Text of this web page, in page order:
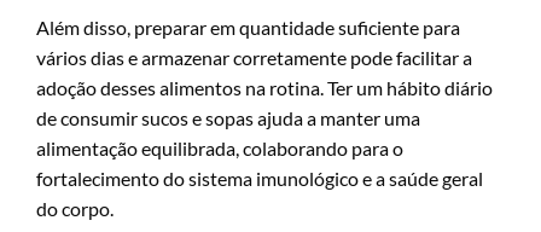
Além disso, preparar em quantidade suficiente para
vários dias e armazenar corretamente pode facilitar a
adoção desses alimentos na rotina. Ter um hábito diário
de consumir sucos e sopas ajuda a manter uma
alimentação equilibrada, colaborando para o
fortalecimento do sistema imunológico e a saúde geral
do corpo.